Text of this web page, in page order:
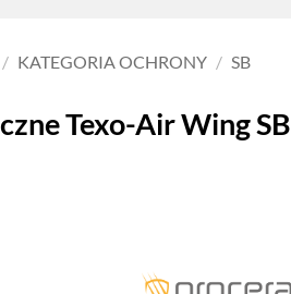
/ KATEGORIA OCHRONY / SB
Texo-Air Wing SB